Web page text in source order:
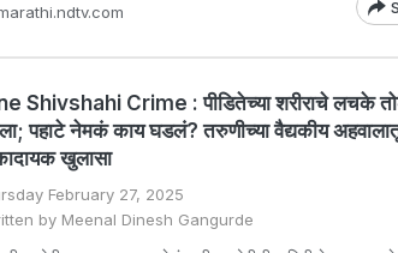
Shivshahi Crime : पीडितेच्या शरीराचे लचके
पहाटे नेमकं काय घडलं? तरुणीच्या वैद्यकीय
खुलासा
February 27, 2025
by Meenal Dinesh Gangurde